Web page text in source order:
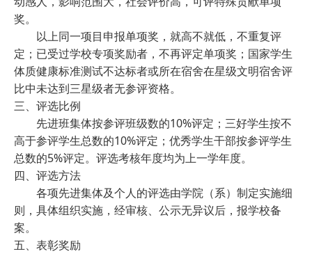
奖。
以上同一项目申报单项奖，就高不就低，不重复评
定；已受过学校专项奖励者，不再评定单项奖；国家学生
体质健康标准测试不达标者或所在宿舍在星级文明宿舍评
比中未达到三星级者无参评资格。
三、评选比例
先进班集体按参评班级数的10%评定；三好学生按不
高于参评学生总数的10%评定；优秀学生干部按参评学生
总数的5%评定。评选考核年度均为上一学年度。
四、评选方法
各项先进集体及个人的评选由学院（系）制定实施细
则，具体组织实施，经审核、公示无异议后，报学校备
案。
五、表彰奖励